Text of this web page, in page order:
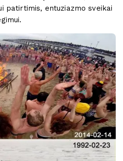
patirtimis, entuziazmo sveikai